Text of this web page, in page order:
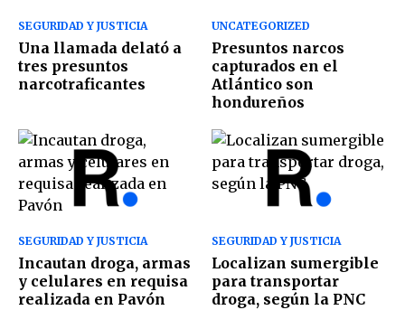
SEGURIDAD Y JUSTICIA
Una llamada delató a
tres presuntos
narcotraficantes
UNCATEGORIZED
Presuntos narcos
capturados en el
Atlántico son
hondureños
SEGURIDAD Y JUSTICIA
Incautan droga, armas
y celulares en requisa
realizada en Pavón
SEGURIDAD Y JUSTICIA
Localizan sumergible
para transportar
droga, según la PNC